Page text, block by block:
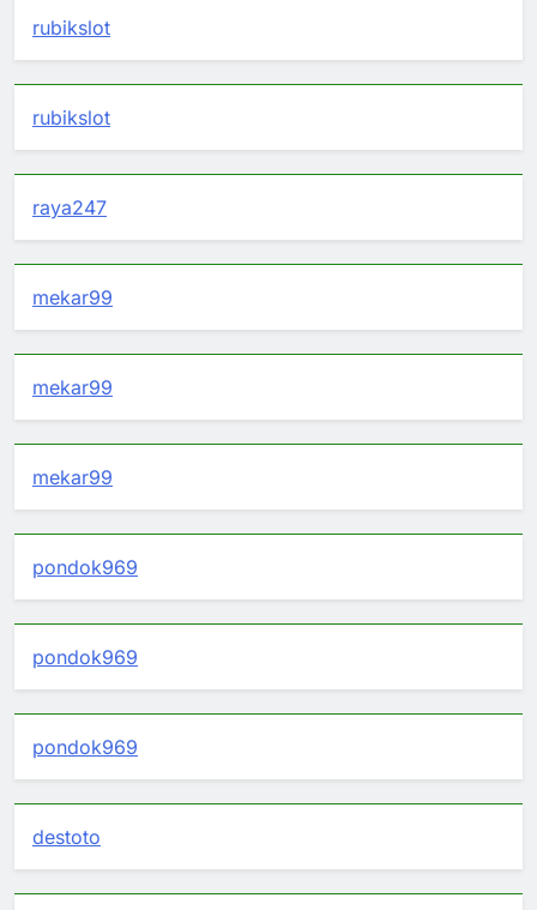
rubikslot
rubikslot
raya247
mekar99
mekar99
mekar99
pondok969
pondok969
pondok969
destoto